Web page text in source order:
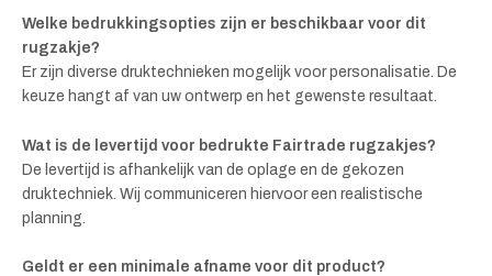
Welke bedrukkingsopties zijn er beschikbaar voor dit
rugzakje?
Er zijn diverse druktechnieken mogelijk voor personalisatie. De
keuze hangt af van uw ontwerp en het gewenste resultaat.
Wat is de levertijd voor bedrukte Fairtrade rugzakjes?
De levertijd is afhankelijk van de oplage en de gekozen
druktechniek. Wij communiceren hiervoor een realistische
planning.
Geldt er een minimale afname voor dit product?